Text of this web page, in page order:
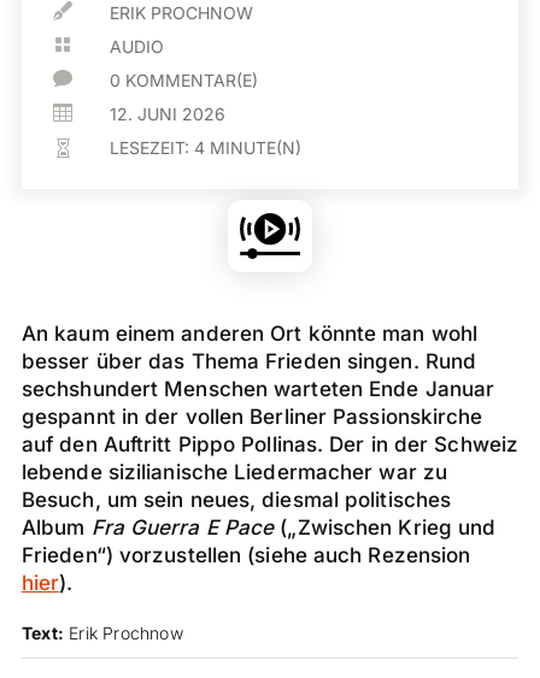
 ERIK PROCHNOW
 AUDIO
 0 KOMMENTAR(E)
 12. JUNI 2026
 LESEZEIT: 4 MINUTE(N)
An kaum einem anderen Ort könnte man wohl
besser über das Thema Frieden singen. Rund
sechshundert Menschen warteten Ende Januar
gespannt in der vollen Berliner Passionskirche
auf den Auftritt Pippo Pollinas. Der in der Schweiz
lebende sizilianische Liedermacher war zu
Besuch, um sein neues, diesmal politisches
Album Fra Guerra E Pace(„Zwischen Krieg und
Frieden“) vorzustellen (siehe auch Rezension
hier).
Text: Erik Prochnow